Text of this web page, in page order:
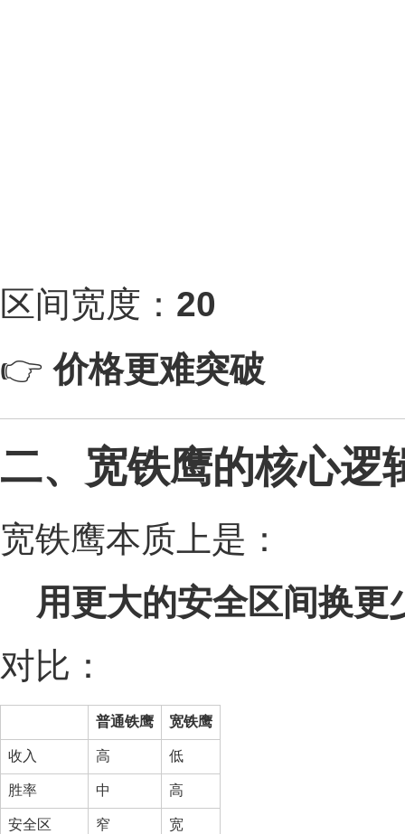
区间宽度： 20
👉价格更难突破
二、宽铁鹰的核心逻
宽铁鹰本质上是：
用更大的安全区间换更
对比：
普通铁鹰 宽铁鹰
收入 高 低
胜率 中 高
安全区 窄 宽